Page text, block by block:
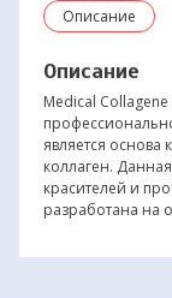
Описание
Описание
Medical Collagene
является основа
коллаген.
красителей и
разработана на